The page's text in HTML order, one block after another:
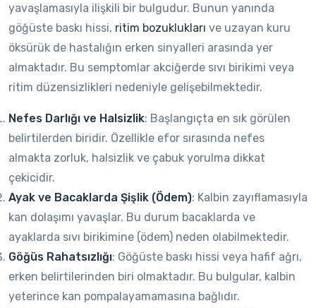
yavaşlamasıyla ilişkili bir bulgudur. Bunun yanında
göğüste baskı hissi, ritim bozuklukları ve uzayan kuru
öksürük de hastalığın erken sinyalleri arasında yer
almaktadır. Bu semptomlar akciğerde sıvı birikimi veya
ritim düzensizlikleri nedeniyle gelişebilmektedir.
Nefes Darlığı ve Halsizlik: Başlangıçta en sık görülen
belirtilerden biridir. Özellikle efor sırasında nefes
almakta zorluk, halsizlik ve çabuk yorulma dikkat
çekicidir.
Ayak ve Bacaklarda Şişlik (Ödem): Kalbin zayıflamasıyla
kan dolaşımı yavaşlar. Bu durum bacaklarda ve
ayaklarda sıvı birikimine (ödem) neden olabilmektedir.
Göğüs Rahatsızlığı: Göğüste baskı hissi veya hafif ağrı,
erken belirtilerinden biri olmaktadır. Bu bulgular, kalbin
yeterince kan pompalayamamasına bağlıdır.